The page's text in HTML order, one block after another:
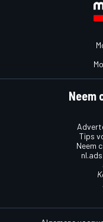
Neem
Tips
Neem